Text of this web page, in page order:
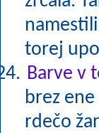
torej
Barve v
brez
rdečo